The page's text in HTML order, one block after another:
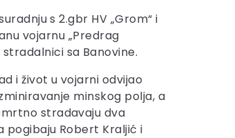
s 2.gbr HV „Grom“ i
vojarnu „Predrag
sa Banovine.
i život u vojarni odvijao
minskog polja, a
stradavaju dva
pogibaju Robert Kraljić i